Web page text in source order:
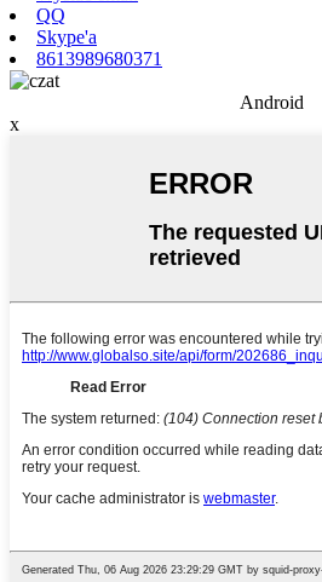
QQ
Skype'a
8613989680371
Android
x